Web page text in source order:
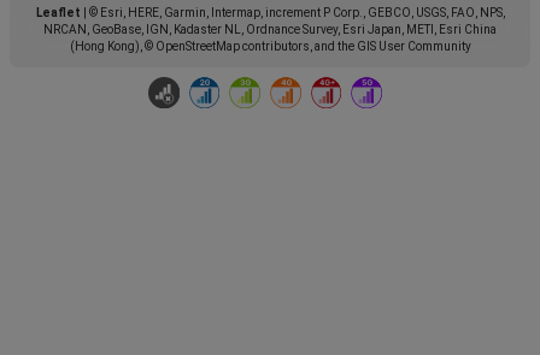
Leaflet
© Esri, HERE, Garmin, Intermap, increment P Corp., GEBCO, USGS, FAO, NPS,
NRCAN, GeoBase, IGN, Kadaster NL, Ordnance Survey, Esri Japan, METI, Esri China
(Hong Kong), © OpenStreetMap contributors, and the GIS User Community